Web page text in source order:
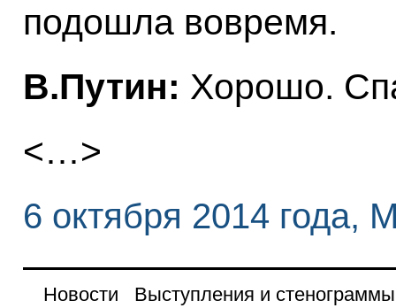
подошла вовремя.
В.Путин: Хорошо.
<…>
6 октября 2014 года,
Новости Выступления и стенограммы